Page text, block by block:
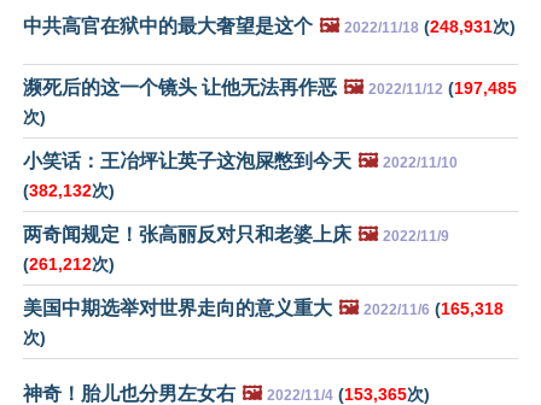
中共高官在狱中的最大奢望是这个 🖼️ 2022/11/18 (248,931次)
濒死后的这一个镜头 让他无法再作恶 🖼️ 2022/11/12 (197,485
次)
小笑话：王冶坪让英子这泡屎憋到今天 🖼️ 2022/11/10
(382,132次)
两奇闻规定！张高丽反对只和老婆上床 🖼️ 2022/11/9
(261,212次)
美国中期选举对世界走向的意义重大 🖼️ 2022/11/6 (165,318
次)
神奇！胎儿也分男左女右 🖼️ 2022/11/4 (153,365次)